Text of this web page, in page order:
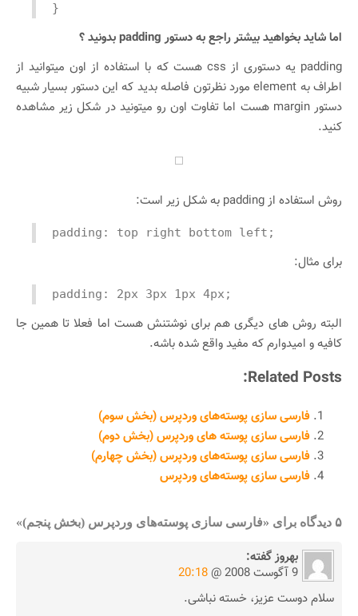
}
اما شاید بخواهید بیشتر راجع به دستور padding بدونید ؟
padding یه دستوری از css هست که با استفاده از اون میتوانید از
اطراف به element مورد نظرتون فاصله بدید که این دستور بسیار شبیه
دستور margin هست اما تفاوت اون رو میتونید در شکل زیر مشاهده
کنید.
روش استفاده از padding به شکل زیر است:
padding: top right bottom left;
برای مثال:
padding: 2px 3px 1px 4px;
البته روش های دیگری هم برای نوشتنش هست اما فعلا تا همین جا
کافیه و امیدوارم که مفید واقع شده باشه.
Related Posts:
فارسی سازی پوسته‌های وردپرس (بخش سوم)
فارسی سازی پوسته های وردپرس (بخش دوم)
فارسی سازی پوسته‌های وردپرس (بخش چهارم)
فارسی سازی پوسته‌های وردپرس
۵ دیدگاه برای «فارسی سازی پوسته‌های وردپرس (بخش پنجم)»
بهروزگفته:
9 آگوست 2008 @
20:18
سلام دوست عزیز، خسته نباشی.